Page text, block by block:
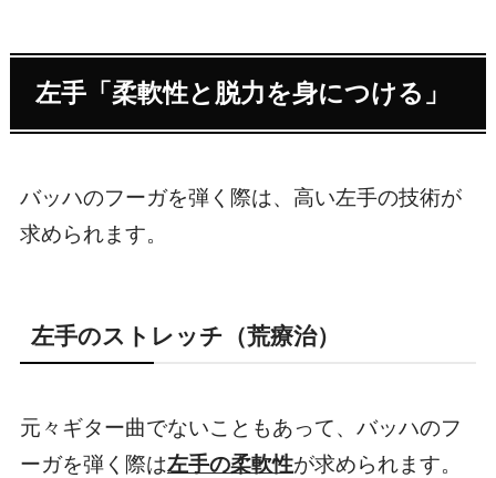
左手「柔軟性と脱力を身につける」
バッハのフーガを弾く際は、高い左手の技術が
求められます。
左手のストレッチ（荒療治）
元々ギター曲でないこともあって、バッハのフ
ーガを弾く際は左手の柔軟性が求められます。